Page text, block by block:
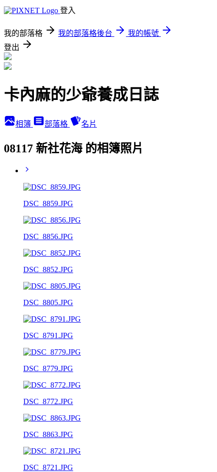
登入
我的部落格 我的部落格後台
我的帳號
登出
卡內麻的少爺養成日誌
相簿 部落格 名片
08117 新社花海 的相簿照片
DSC_8859.JPG
DSC_8856.JPG
DSC_8852.JPG
DSC_8805.JPG
DSC_8791.JPG
DSC_8779.JPG
DSC_8772.JPG
DSC_8863.JPG
DSC_8721.JPG